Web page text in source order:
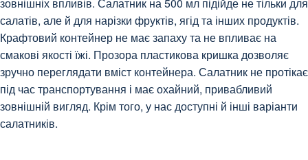
зовнішніх впливів. Салатник на 500 мл підійде не тільки для
салатів, але й для нарізки фруктів, ягід та інших продуктів.
Крафтовий контейнер не має запаху та не впливає на
смакові якості їжі. Прозора пластикова кришка дозволяє
зручно переглядати вміст контейнера. Салатник не протікає
під час транспортування і має охайний, привабливий
зовнішній вигляд. Крім того, у нас доступні й інші варіанти
салатників.